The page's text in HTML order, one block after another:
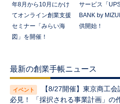
年8月から10月にかけ
てオンライン創業支援
セミナー「みらい海
図」を開催！
サービス「
BANK by
供開始！
最新の創業手帳ニュース
【8/27開催】東京商工
必見！ 「採択される事業計画」の